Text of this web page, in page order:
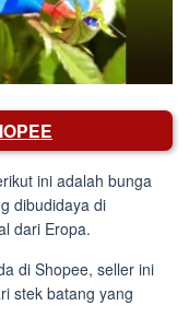
ini adalah bunga
dibudidaya di
dari Eropa.
di Shopee, seller ini
stek batang yang